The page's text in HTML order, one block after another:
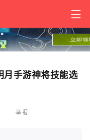
月手游神将技能选
举报